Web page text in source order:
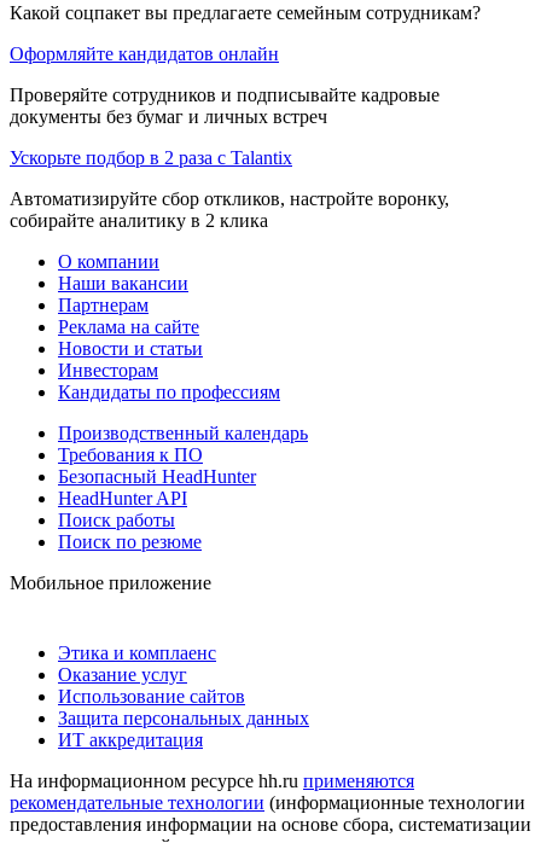
Какой соцпакет вы предлагаете семейным сотрудникам?
Оформляйте кандидатов онлайн
Проверяйте сотрудников и подписывайте кадровые
документы без бумаг и личных встреч
Ускорьте подбор в 2 раза с Talantix
Автоматизируйте сбор откликов, настройте воронку,
собирайте аналитику в 2 клика
О компании
Наши вакансии
Партнерам
Реклама на сайте
Новости и статьи
Инвесторам
Кандидаты по профессиям
Производственный календарь
Требования к ПО
Безопасный HeadHunter
HeadHunter API
Поиск работы
Поиск по резюме
Мобильное приложение
Этика и комплаенс
Оказание услуг
Использование сайтов
Защита персональных данных
ИТ аккредитация
На информационном ресурсе hh.ru применяются
рекомендательные технологии (информационные технологии
предоставления информации на основе сбора, систематизации